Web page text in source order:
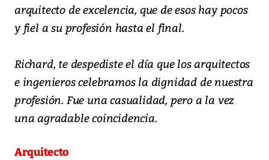
arquitecto de excelencia, que de esos hay pocos
y fiel a su profesión hasta el final.
Richard, te despediste el día que los arquitectos
e ingenieros celebramos la dignidad de nuestra
profesión. Fue una casualidad, pero a la vez
una agradable coincidencia.
Arquitecto